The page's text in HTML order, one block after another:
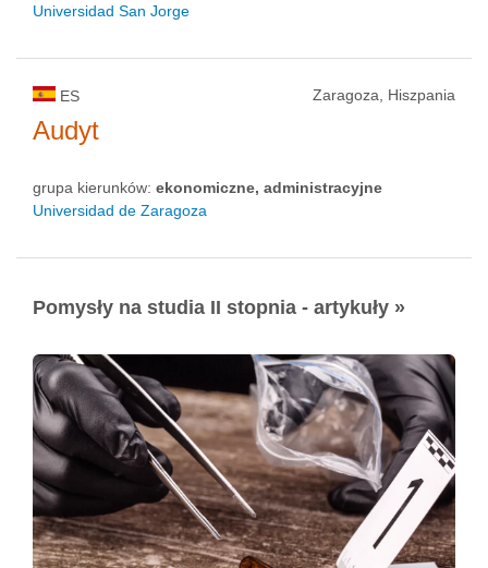
Universidad San Jorge
ES Zaragoza, Hiszpania
Audyt
grupa kierunków: ekonomiczne, administracyjne
Universidad de Zaragoza
Pomysły na studia II stopnia - artykuły »